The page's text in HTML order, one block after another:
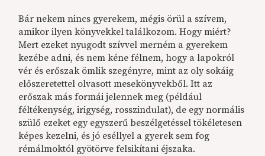
Bár nekem nincs gyerekem, mégis örül a szívem,
amikor ilyen könyvekkel találkozom. Hogy miért?
Mert ezeket nyugodt szívvel merném a gyerekem
kezébe adni, és nem kéne félnem, hogy a lapokról
vér és erőszak ömlik szegényre, mint az oly sokáig
előszeretettel olvasott mesekönyvekből. Itt az
erőszak más formái jelennek meg (például
féltékenység, irigység, rosszindulat), de egy normális
szülő ezeket egy egyszerű beszélgetéssel tökéletesen
képes kezelni, és jó eséllyel a gyerek sem fog
rémálmoktól gyötörve felsikítani éjszaka.